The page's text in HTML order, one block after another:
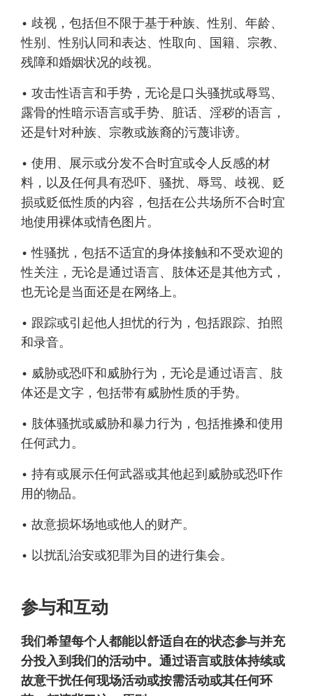
• 歧视，包括但不限于基于种族、性别、年龄、
性别、性别认同和表达、性取向、国籍、宗教、
残障和婚姻状况的歧视。
• 攻击性语言和手势，无论是口头骚扰或辱骂、
露骨的性暗示语言或手势、脏话、淫秽的语言，
还是针对种族、宗教或族裔的污蔑诽谤。
• 使用、展示或分发不合时宜或令人反感的材
料，以及任何具有恐吓、骚扰、辱骂、歧视、贬
损或贬低性质的内容，包括在公共场所不合时宜
地使用裸体或情色图片。
• 性骚扰，包括不适宜的身体接触和不受欢迎的
性关注，无论是通过语言、肢体还是其他方式，
也无论是当面还是在网络上。
• 跟踪或引起他人担忧的行为，包括跟踪、拍照
和录音。
• 威胁或恐吓和威胁行为，无论是通过语言、肢
体还是文字，包括带有威胁性质的手势。
• 肢体骚扰或威胁和暴力行为，包括推搡和使用
任何武力。
• 持有或展示任何武器或其他起到威胁或恐吓作
用的物品。
• 故意损坏场地或他人的财产。
• 以扰乱治安或犯罪为目的进行集会。
参与和互动
我们希望每个人都能以舒适自在的状态参与并充
分投入到我们的活动中。通过语言或肢体持续或
故意干扰任何现场活动或按需活动或其任何环